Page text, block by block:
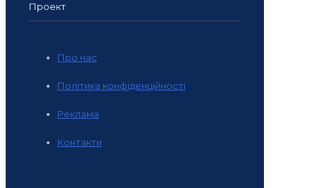
Проект
Про нас
Політика конфіденційності
Реклама
Контакти